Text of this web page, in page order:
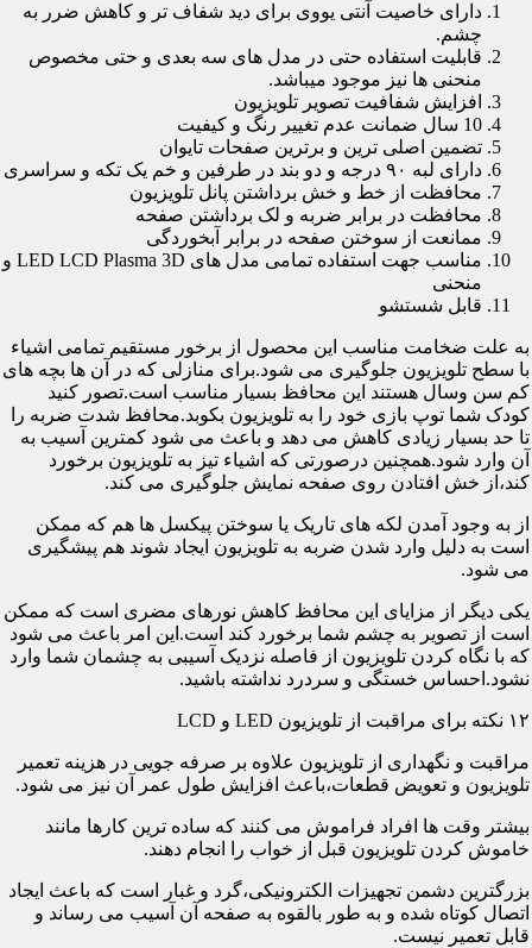
دارای خاصیت آنتی یووی برای دید شفاف تر و کاهش ضرر به
چشم.
قابلیت استفاده حتی در مدل های سه بعدی و حتی مخصوص
منحنی ها نیز موجود میباشد.
افزایش شفافیت تصویر تلویزیون
10 سال ضمانت عدم تغییر رنگ و کیفیت
تضمین اصلی ترین و برترین صفحات تایوان
دارای لبه ۹۰ درجه و دو بند در طرفین و خم یک تکه و سراسری
محافظت از خط و خش برداشتن پانل تلویزیون
محافظت در برابر ضربه و لک برداشتن صفحه
ممانعت از سوختن صفحه در برابر آبخوردگی
مناسب جهت استفاده تمامی مدل های LED LCD Plasma 3D و
منحنی
قابل شستشو
به علت ضخامت مناسب این محصول از برخور مستقیم تمامی اشیاء
با سطح تلویزیون جلوگیری می شود.برای منازلی که در آن ها بچه های
کم سن وسال هستند این محافظ بسیار مناسب است.تصور کنید
کودک شما توپ بازی خود را به تلویزیون بکوبد.محافظ شدت ضربه را
تا حد بسیار زیادی کاهش می دهد و باعث می شود کمترین آسیب به
آن وارد شود.همچنین درصورتی که اشیاء تیز به تلویزیون برخورد
کند،از خش افتادن روی صفحه نمایش جلوگیری می کند.
از به وجود آمدن لکه های تاریک یا سوختن پیکسل ها هم که ممکن
است به دلیل وارد شدن ضربه به تلویزیون ایجاد شوند هم پیشگیری
می شود.
یکی دیگر از مزایای این محافظ کاهش نورهای مضری است که ممکن
است از تصویر به چشم شما برخورد کند است.این امر باعث می شود
که با نگاه کردن تلویزیون از فاصله نزدیک آسیبی به چشمان شما وارد
نشود.احساس خستگی و سردرد نداشته باشید.
۱۲ نکته برای مراقبت از تلویزیون LED و LCD
مراقبت و نگهداری از تلویزیون علاوه بر صرفه جویی در هزینه تعمیر
تلویزیون و تعویض قطعات،باعث افزایش طول عمر آن نیز می شود.
بیشتر وقت ها افراد فراموش می کنند که ساده ترین کارها مانند
خاموش کردن تلویزیون قبل از خواب را انجام دهند.
بزرگترین دشمن تجهیزات الکترونیکی،گرد و غبار است که باعث ایجاد
اتصال کوتاه شده و به طور بالقوه به صفحه آن آسیب می رساند و
قابل تعمیر نیست.